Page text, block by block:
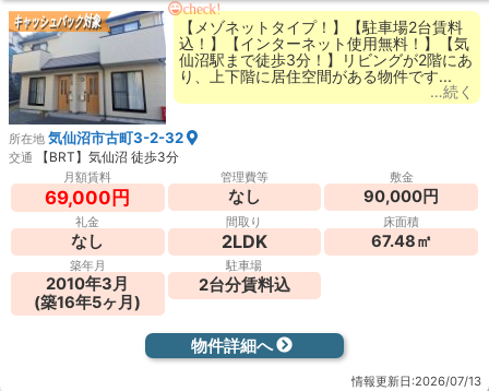
キャッシュバック対象
check!
【メゾネットタイプ！】【駐車場2台賃料
込！】【インターネット使用無料！】【気
仙沼駅まで徒歩3分！】リビングが2階にあ
り、上下階に居住空間がある物件です...
…続く
所在地 気仙沼市古町3-2-32
交通 【BRT】気仙沼 徒歩3分
月額賃料
69,000円
管理費等
なし
敷金
90,000円
礼金
なし
間取り
2LDK
床面積
67.48㎡
築年月
2010年3月
(築16年5ヶ月)
駐車場
2台分賃料込
物件詳細へ
情報更新日:2026/07/13